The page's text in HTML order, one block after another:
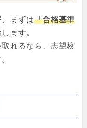
まずは「合格基準
ます。
れるなら、志望校